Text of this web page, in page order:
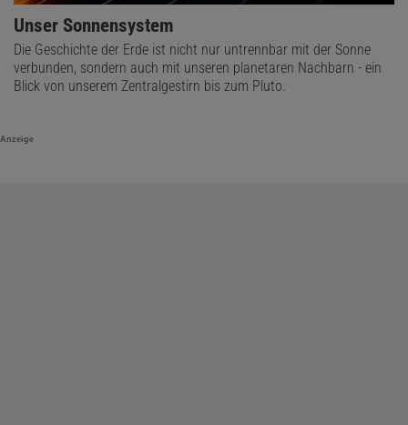
Unser Sonnensystem
Die Geschichte der Erde ist nicht nur untrennbar mit der Sonne
verbunden, sondern auch mit unseren planetaren Nachbarn - ein
Blick von unserem Zentralgestirn bis zum Pluto.
Anzeige